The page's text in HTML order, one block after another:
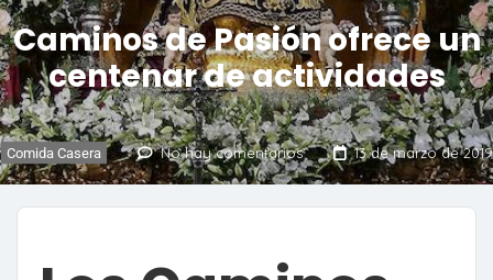
Caminos de Pasión ofrece un
centenar de actividades
Comida Casera No hay comentarios 13 de marzo de 2019